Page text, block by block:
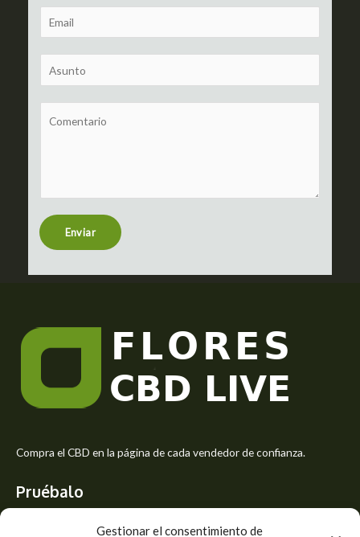
Gestionar el consentimiento de
m
m
a
u
b
t
r
s
e
Enviar
Compra el CBD en la página de cada vendedor de confianza.
Pruébalo
Siente el mejor aroma de las flores CBD y usa los beneficios del